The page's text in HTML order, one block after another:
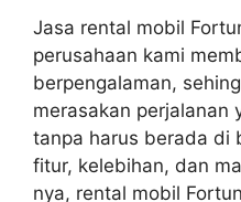
Jasa rental mobil
perusahaan kami
berpengalaman,
merasakan perjalanan
tanpa harus berada di
fitur, kelebihan, dan
nya, rental mobil